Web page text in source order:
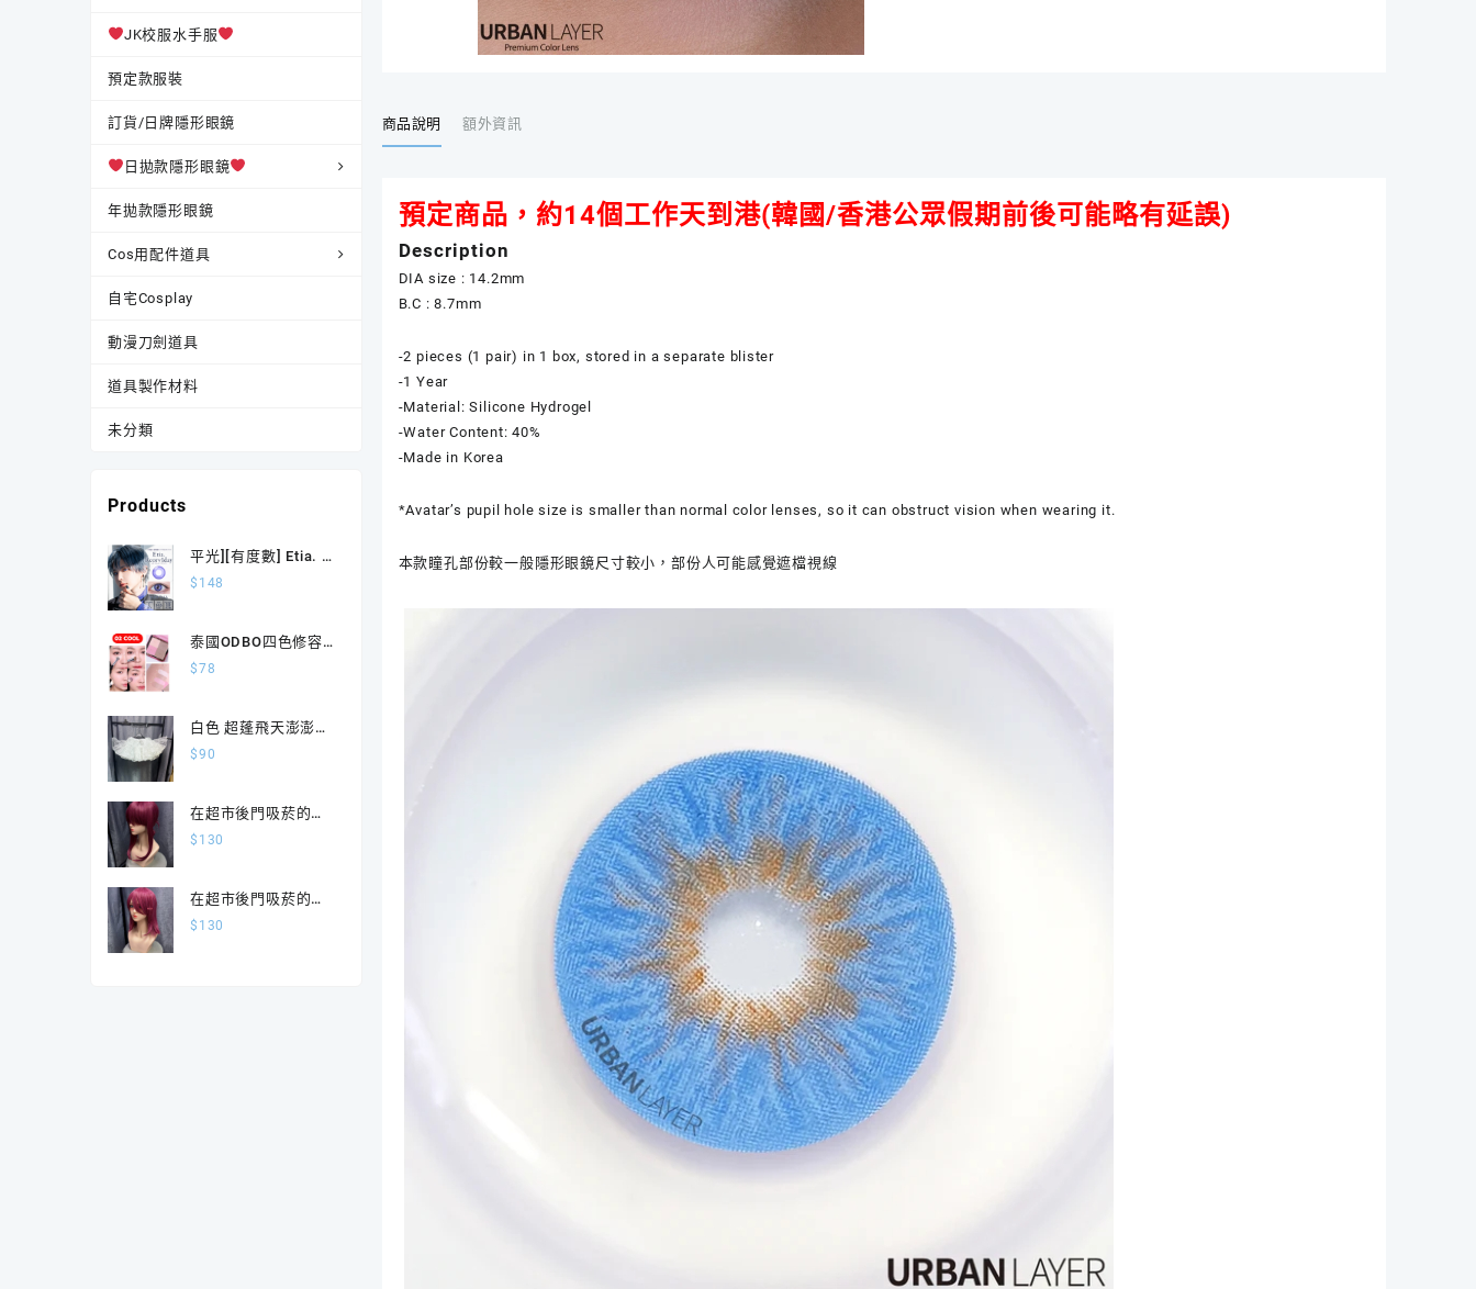
JK校服水手服
預定款服裝
訂貨/日牌隱形眼鏡
日拋款隱形眼鏡
年拋款隱形眼鏡
Cos用配件道具
自宅Cosplay
動漫刀劍道具
道具製作材料
未分類
款
商品說明 額外資訊
預定商品，約14個工作天到港(韓國/香港公眾假期前後可能略有延誤)
Description
DIA size : 14.2mm
B.C : 8.7mm
-2 pieces (1 pair) in 1 box, stored in a separate blister
-1 Year
-Material: Silicone Hydrogel
-Water Content: 40%
-Made in Korea​
*Avatar’s pupil hole size is smaller than normal color lenses, so it can obstruct vision when wearing it.
本款瞳孔部份較一般隱形眼鏡尺寸較小，部份人可能感覺遮檔視線
Products
平光][有度數] Etia. 1
Day Reorv アイオラ
$ 148
泰國ODBO四色修容
盤 胭脂陰影四合一
$78
白色 超蓬飛天澎澎裙
撐
$90
在超市後門吸菸的二
人 山田 田山束髮版
$ 130
在超市後門吸菸的二
人 山田 散髮版
$ 130